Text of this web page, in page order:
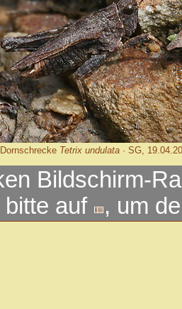
Dornschrecke Tetrix undulata · SG,
Bildschirm-
bitte auf
, um